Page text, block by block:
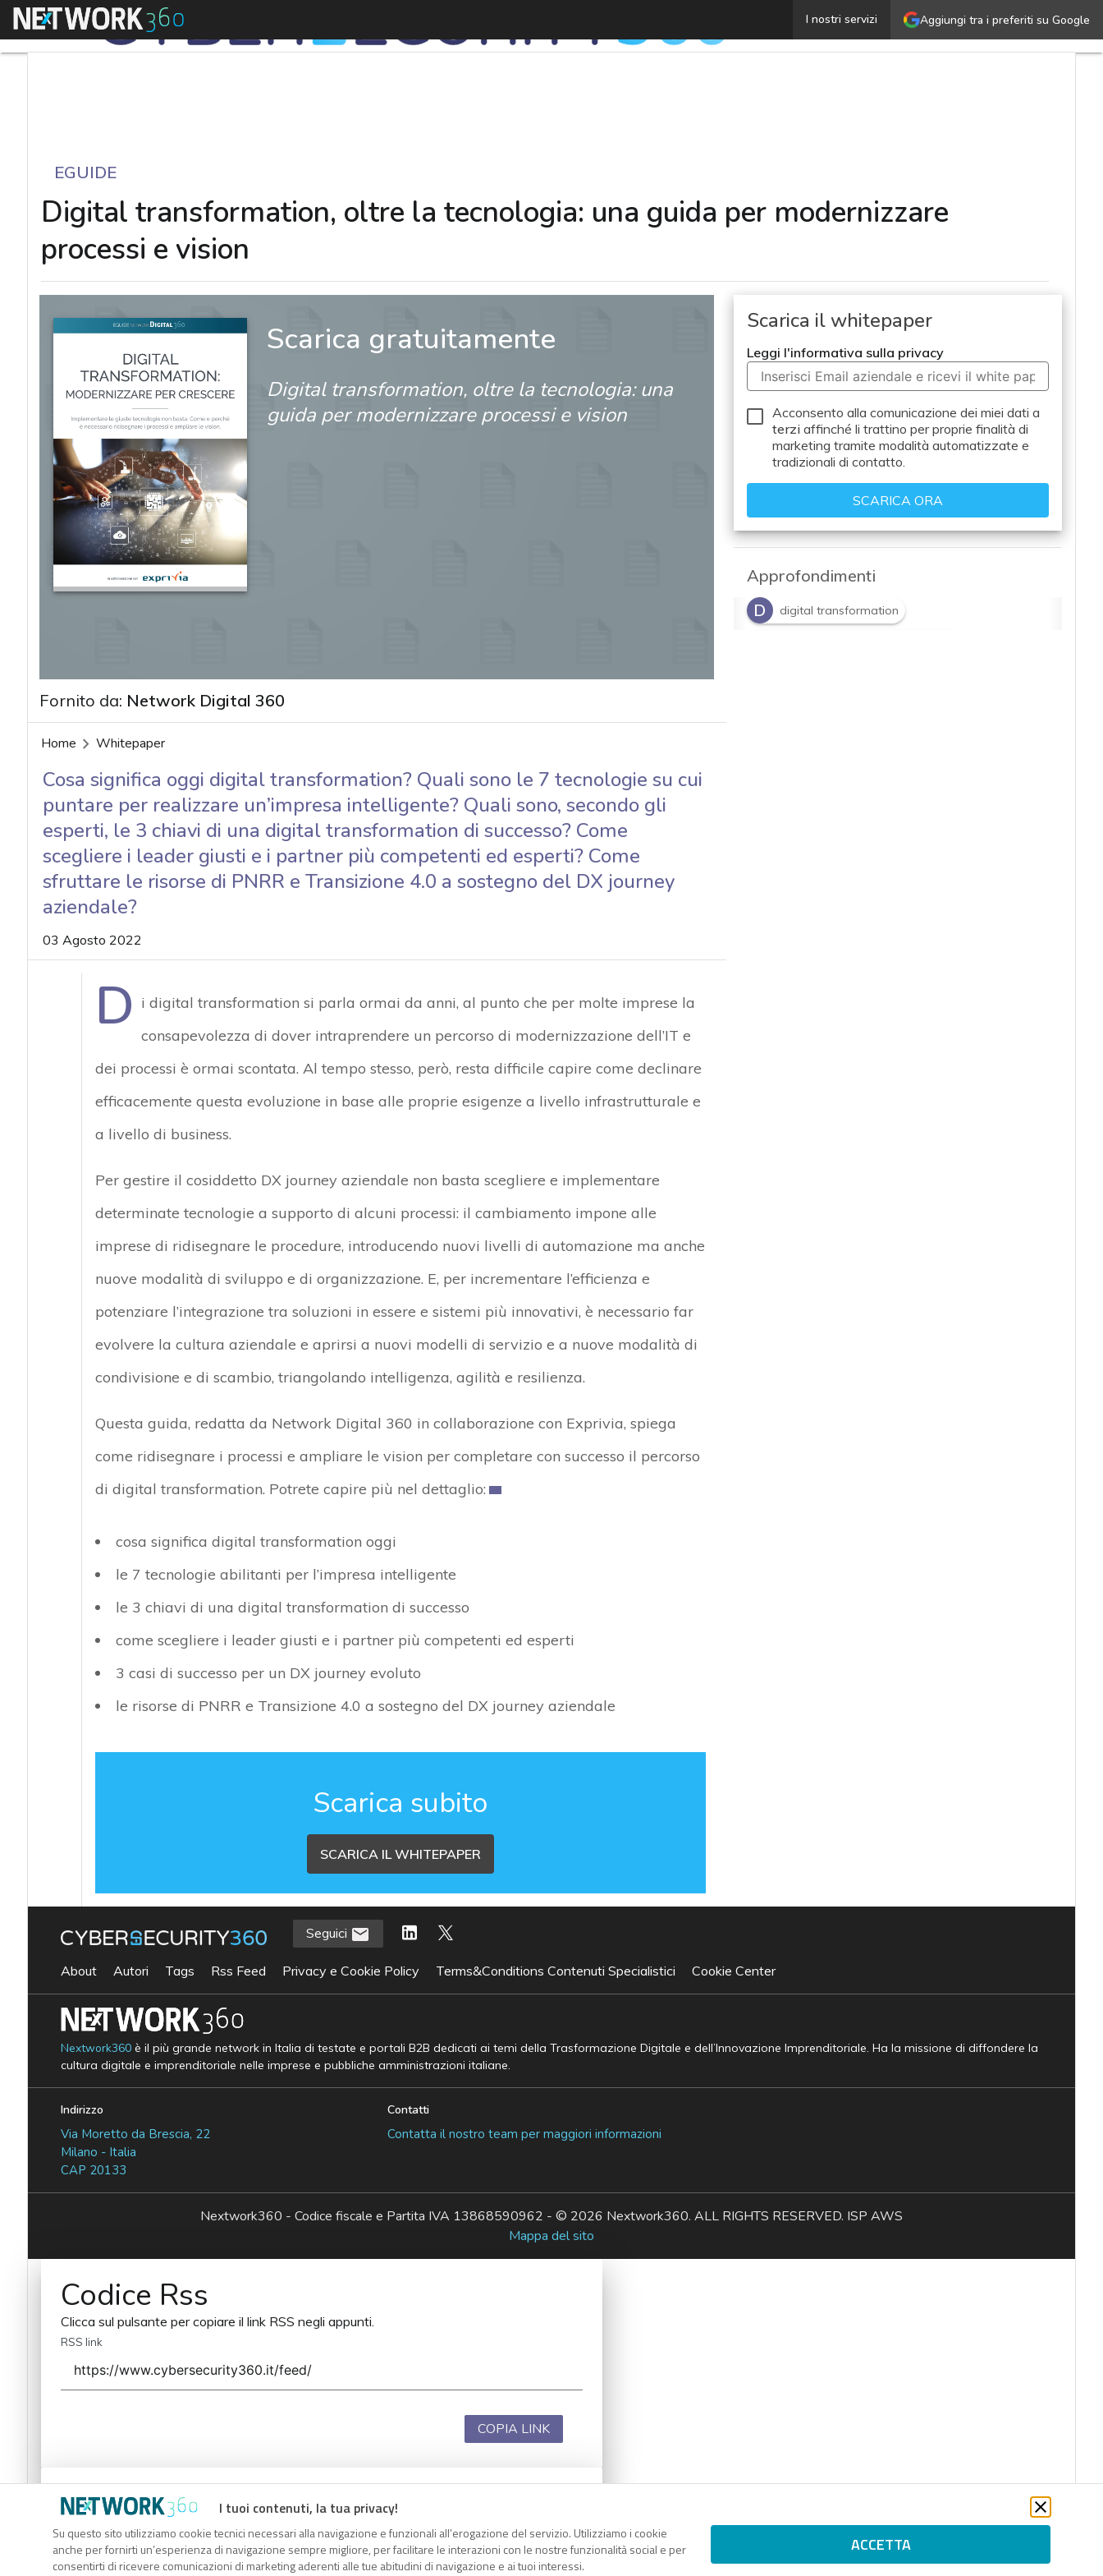
Aggiungi tra i preferiti su Google
I nostri servizi
Menu Digital transformation, oltre la tecnologia: una guida
EGUIDE
Digital transformation, oltre la tecnologia: una guida per modernizzare
processi e vision
Scarica gratuitamente
Digital transformation, oltre la tecnologia: una
guida per modernizzare processi e vision
Fornito da: Network Digital 360
Home Whitepaper
Cosa significa oggi digital transformation? Quali sono le 7 tecnologie su cui
puntare per realizzare un’impresa intelligente? Quali sono, secondo gli
esperti, le 3 chiavi di una digital transformation di successo? Come
scegliere i leader giusti e i partner più competenti ed esperti? Come
sfruttare le risorse di PNRR e Transizione 4.0 a sostegno del DX journey
aziendale?
03 Agosto 2022
D i digital transformation si parla ormai da anni, al punto che per molte imprese la
consapevolezza di dover intraprendere un percorso di modernizzazione dell’IT e
dei processi è ormai scontata. Al tempo stesso, però, resta difficile capire come declinare
efficacemente questa evoluzione in base alle proprie esigenze a livello infrastrutturale e
a livello di business.
Per gestire il cosiddetto DX journey aziendale non basta scegliere e implementare
determinate tecnologie a supporto di alcuni processi: il cambiamento impone alle
imprese di ridisegnare le procedure, introducendo nuovi livelli di automazione ma anche
nuove modalità di sviluppo e di organizzazione. E, per incrementare l’efficienza e
potenziare l’integrazione tra soluzioni in essere e sistemi più innovativi, è necessario far
evolvere la cultura aziendale e aprirsi a nuovi modelli di servizio e a nuove modalità di
condivisione e di scambio, triangolando intelligenza, agilità e resilienza.
Questa guida, redatta da Network Digital 360 in collaborazione con Exprivia, spiega
come ridisegnare i processi e ampliare le vision per completare con successo il percorso
di digital transformation. Potrete capire più nel dettaglio:
cosa significa digital transformation oggi
le 7 tecnologie abilitanti per l’impresa intelligente
le 3 chiavi di una digital transformation di successo
come scegliere i leader giusti e i partner più competenti ed esperti
3 casi di successo per un DX journey evoluto
le risorse di PNRR e Transizione 4.0 a sostegno del DX journey aziendale
Scarica subito
SCARICA IL WHITEPAPER
Scarica il whitepaper
Leggi l'informativa sulla privacy
Acconsento alla comunicazione dei miei dati a
terzi affinché li trattino per proprie finalità di
marketing tramite modalità automatizzate e
tradizionali di contatto.
Approfondimenti
D
digital transformation
I tuoi contenuti, la tua privacy!
Su questo sito utilizziamo cookie tecnici necessari alla navigazione e funzionali all’erogazione del servizio. Utilizziamo i cookie
anche per fornirti un’esperienza di navigazione sempre migliore, per facilitare le interazioni con le nostre funzionalità social e per
consentirti di ricevere comunicazioni di marketing aderenti alle tue abitudini di navigazione e ai tuoi interessi.
ACCETTA
Seguici
About Autori Tags Rss Feed Privacy e Cookie Policy Terms&Conditions Contenuti Specialistici Cookie Center
Nextwork360è il più grande network in Italia di testate e portali B2B dedicati ai temi della Trasformazione Digitale e dell’Innovazione Imprenditoriale. Ha la missione di diffondere la
cultura digitale e imprenditoriale nelle imprese e pubbliche amministrazioni italiane.
Indirizzo
Via Moretto da Brescia, 22
Milano - Italia
CAP 20133
Contatti
Contatta il nostro team per maggiori informazioni
Nextwork360 - Codice fiscale e Partita IVA 13868590962 - © 2026 Nextwork360. ALL RIGHTS RESERVED. ISP AWS
Mappa del sito
Codice Rss
Clicca sul pulsante per copiare il link RSS negli appunti.
RSS link
COPIA LINK
Codice Rss
Clicca sul pulsante per copiare il link RSS negli appunti.
RSS link